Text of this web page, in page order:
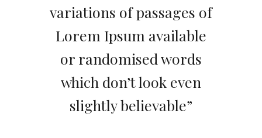
variations of passages of
Lorem Ipsum available
or randomised words
which don’t look even
slightly believable”